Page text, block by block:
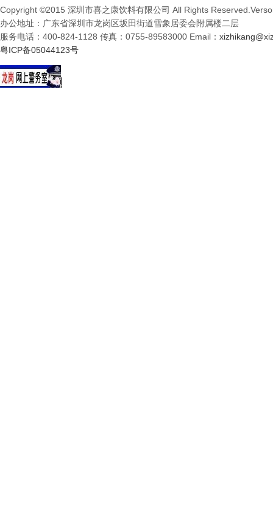
Copyright ©2015 深圳市喜之康饮料有限公司 All Rights
办公地址：广东省深圳市龙岗区坂田街道雪象居委会附属楼二层
服务电话：400-824-1128 传真：0755-89583000 Email：
粤ICP备05044123号